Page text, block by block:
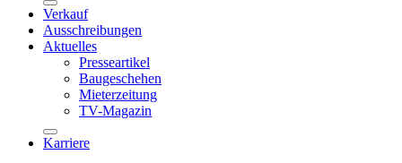
Verkauf
Ausschreibungen
Aktuelles
Presseartikel
Baugeschehen
Mieterzeitung
TV-Magazin
Karriere